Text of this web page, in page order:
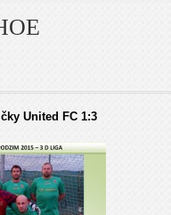
United FC 1:3